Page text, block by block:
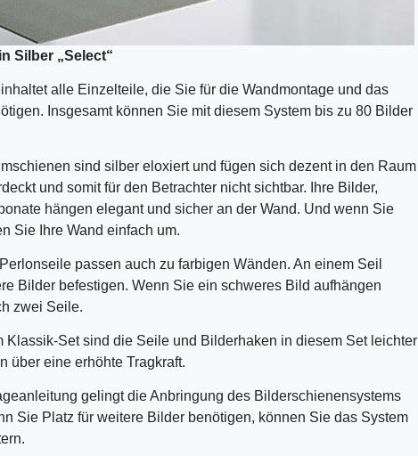
Silber „Select“
alle Einzelteile, die Sie für die Wandmontage und das
Insgesamt können Sie mit diesem System bis zu 80 Bilder
sind silber eloxiert und fügen sich dezent in den Raum
und somit für den Betrachter nicht sichtbar. Ihre Bilder,
hängen elegant und sicher an der Wand. Und wenn Sie
Sie Ihre Wand einfach um.
passen auch zu farbigen Wänden. An einem Seil
Bilder befestigen. Wenn Sie ein schweres Bild aufhängen
zwei Seile.
Klassik-Set sind die Seile und Bilderhaken in diesem Set leichter
über eine erhöhte Tragkraft.
gelingt die Anbringung des Bilderschienensystems
Sie Platz für weitere Bilder benötigen, können Sie das System